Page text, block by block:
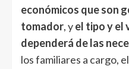
económicos que son
tomador, yel tipo y el
dependerá de las
los familiares a cargo,